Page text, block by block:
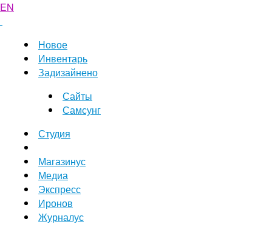
EN
Новое
Инвентарь
Задизайнено
Сайты
Самсунг
Студия
Магазинус
Медиа
Экспресс
Иронов
Журналус